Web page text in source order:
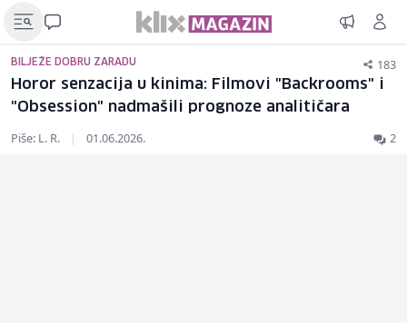
BILJEŽE DOBRU ZARADU 183
Horor senzacija u kinima: Filmovi "Backrooms" i
"Obsession" nadmašili prognoze analitičara
Piše: L. R. | 01.06.2026. 2